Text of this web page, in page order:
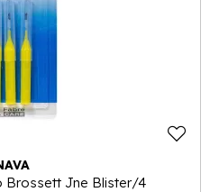
Brossett Jne Blister/4